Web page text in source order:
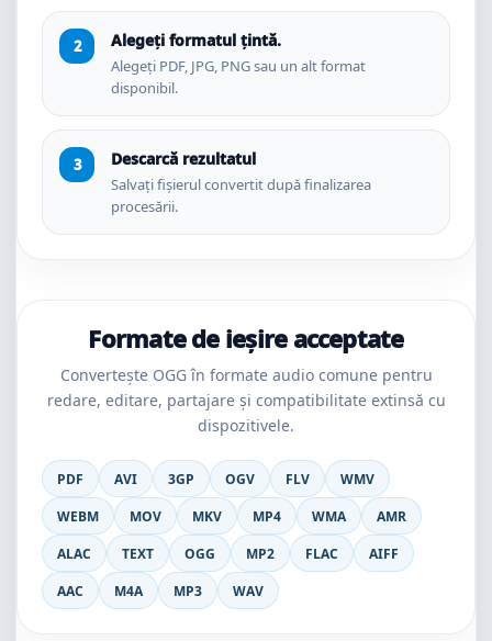
Alegeți formatul țintă.
Alegeți PDF, JPG, PNG sau un alt format
disponibil.
Descarcă rezultatul
Salvați fișierul convertit după finalizarea
procesării.
Formate de ieșire acceptate
Convertește OGG în formate audio comune pentru
redare, editare, partajare și compatibilitate extinsă cu
dispozitivele.
PDF AVI 3GP OGV FLV
WMV
WEBM
MOV MKV MP4 WMA
AMR
ALAC
TEXT OGG MP2 FLAC
AIFF
AAC
M4A MP3 WAV